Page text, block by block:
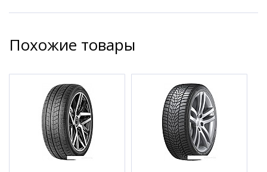
Похожие товары